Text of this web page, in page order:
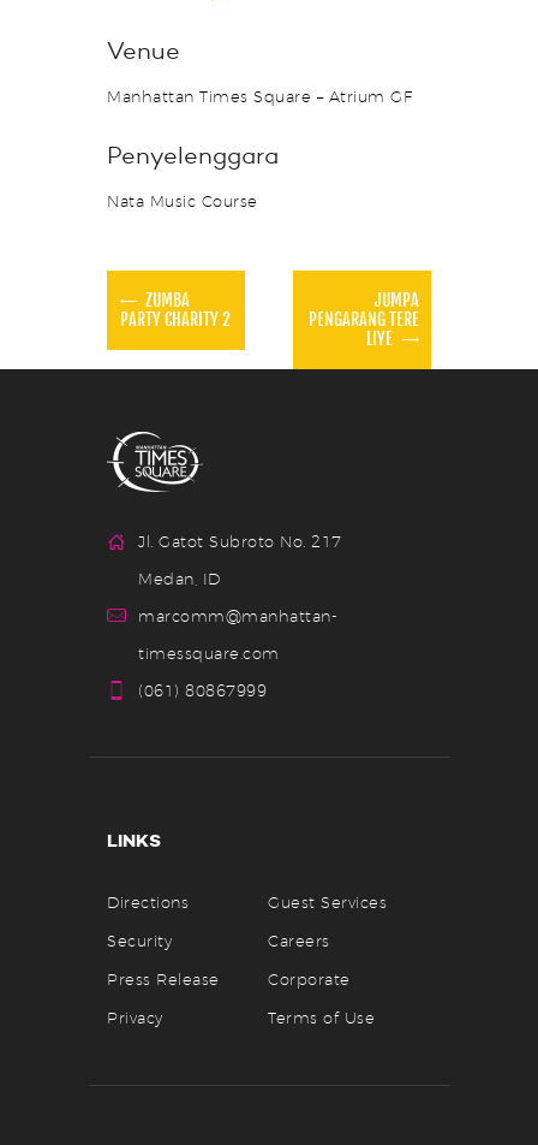
Venue
Manhattan Times Square – Atrium GF
Penyelenggara
Nata Music Course
ZUMBA
PARTY CHARITY 2
JUMPA
PENGARANG TERE
LIYE
Jl. Gatot Subroto No. 217
Medan, ID
marcomm@manhattan-
timessquare.com
(061) 80867999
LINKS
Directions
Guest Services
Security
Careers
Press Release
Corporate
Privacy
Terms of Use